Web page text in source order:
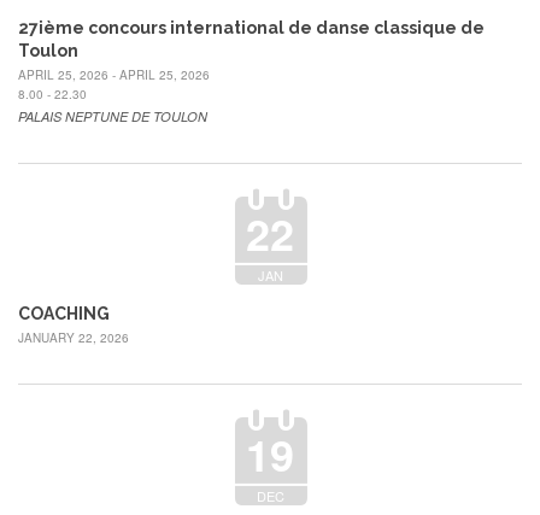
27ième concours international de danse classique de
Toulon
APRIL 25, 2026 - APRIL 25, 2026
8.00 - 22.30
PALAIS NEPTUNE DE TOULON
22
JAN
COACHING
JANUARY 22, 2026
19
DEC